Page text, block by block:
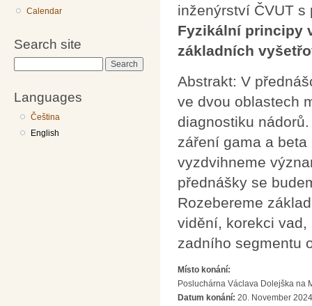
Calendar
Search site
Languages
Čeština
English
inženýrství ČVUT s
Fyzikální principy
základních
Abstrakt: V
ve dvou oblastech
diagnostiku
záření gama a
vyzdvihneme
přednášky se
Rozebereme
vidění, korekci
zadního segmentu
Místo konání:
Posluchárna Václava Dolejška na
Datum konání: 20. November